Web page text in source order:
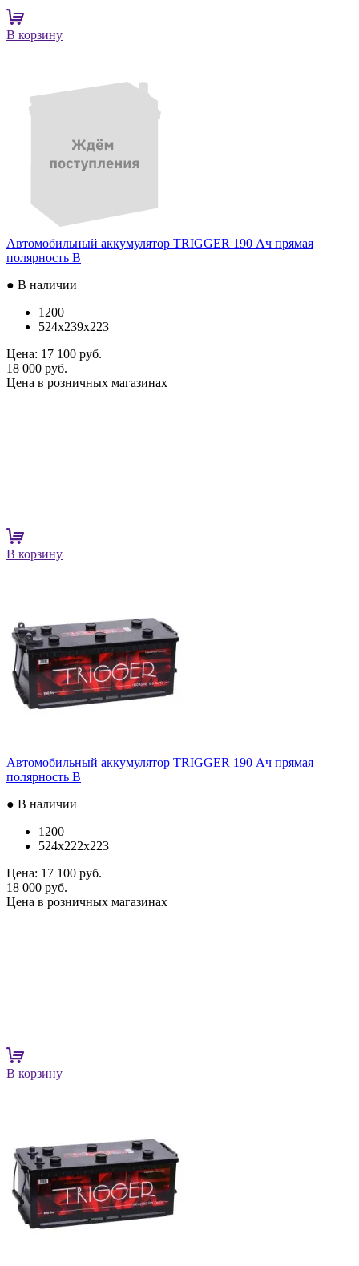
В корзину
Автомобильный аккумулятор TRIGGER 190 Ач прямая
полярность B
● В наличии
1200
524x239x223
Цена: 17 100 руб.
18 000 руб.
Цена в розничных магазинах
В корзину
Автомобильный аккумулятор TRIGGER 190 Ач прямая
полярность B
● В наличии
1200
524x222x223
Цена: 17 100 руб.
18 000 руб.
Цена в розничных магазинах
В корзину